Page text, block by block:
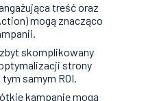
treść oraz
mogą znacząco
zbyt skomplikowany
strony
samym ROI.
kampanie mogą